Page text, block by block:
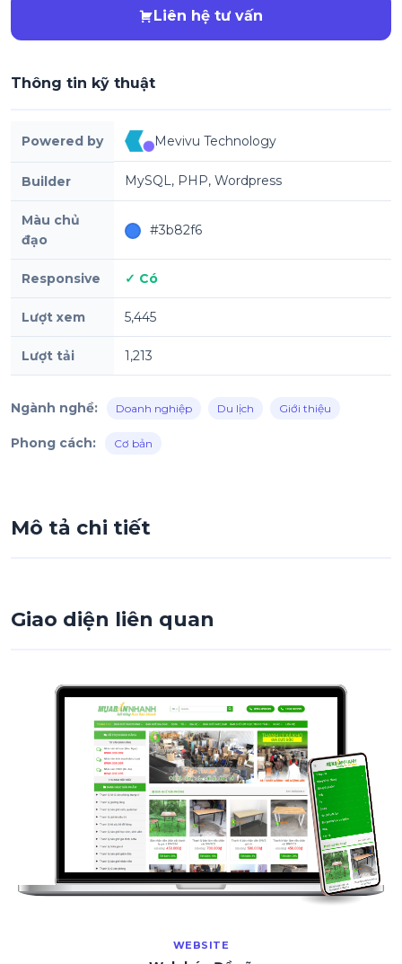
Liên hệ tư vấn
Thông tin kỹ thuật
Powered by Mevivu Technology
Builder MySQL, PHP, Wordpress
Màu chủ
đạo
#3b82f6
Responsive ✓ Có
Lượt xem 5,445
Lượt tải 1,213
Ngành nghề: Doanh nghiệp Du lịch Giới thiệu
Phong cách: Cơ bản
Mô tả chi tiết
Giao diện liên quan
WEBSITE